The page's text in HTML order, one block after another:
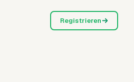
Registrieren